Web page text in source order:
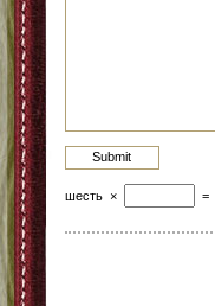
шесть × =